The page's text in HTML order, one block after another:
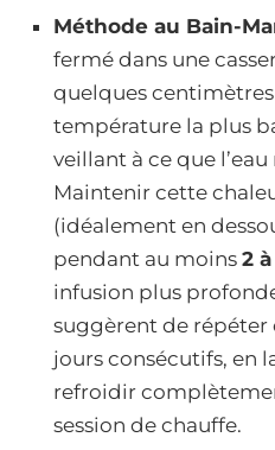
Méthode au Bain-
fermé dans une
quelques centimètres
température la plus
veillant à ce que
Maintenir cette
(idéalement en
pendant au moins 2
infusion plus
suggèrent de répéter
jours consécutifs, en
refroidir
session de chauffe.